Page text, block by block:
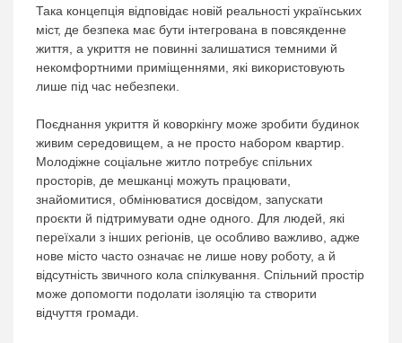
Така концепція відповідає новій реальності українських
міст, де безпека має бути інтегрована в повсякденне
життя, а укриття не повинні залишатися темними й
некомфортними приміщеннями, які використовують
лише під час небезпеки.
Поєднання укриття й коворкінгу може зробити будинок
живим середовищем, а не просто набором квартир.
Молодіжне соціальне житло потребує спільних
просторів, де мешканці можуть працювати,
знайомитися, обмінюватися досвідом, запускати
проєкти й підтримувати одне одного. Для людей, які
переїхали з інших регіонів, це особливо важливо, адже
нове місто часто означає не лише нову роботу, а й
відсутність звичного кола спілкування. Спільний простір
може допомогти подолати ізоляцію та створити
відчуття громади.